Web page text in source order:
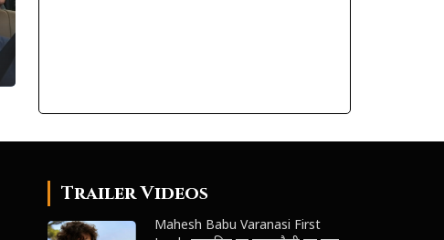
Trailer Videos
Mahesh Babu Varanasi First